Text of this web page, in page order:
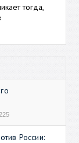
тогда,
России: